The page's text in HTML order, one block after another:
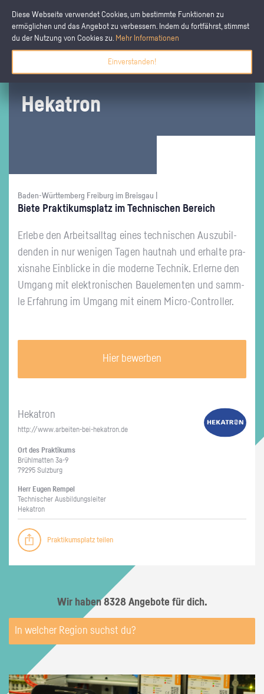
Diese Webseite verwendet Cookies, um bestimmte Funktionen zu
ermöglichen und das Angebot zu verbessern. Indem du fortfährst, stimmst
du der Nutzung von Cookies zu. Mehr Informationen
Einverstanden!
Hekat­ron
Baden-Württemberg Freiburg im Breisgau |
Biete Prak­ti­kums­platz im Tech­ni­schen Be­reich
Er­le­be den Ar­beits­all­tag eines tech­ni­schen Aus­zu­bil­
den­den in nur we­ni­gen Tagen haut­nah und er­hal­te pra­
xis­na­he Ein­bli­cke in die mo­der­ne Tech­nik. Er­ler­ne den
Um­gang mit elek­tro­ni­schen Bau­ele­men­ten und samm­
le Er­fah­rung im Um­gang mit einem Mi­cro-Con­trol­ler.
Hier bewerben
Hekat­ron
http://​www.​arbeiten-​bei-​hekatron.​de
Ort des Prak­ti­kums
Brühl­mat­ten 3a-9
79295 Sulz­burg
Herr Eugen Rem­pel
Tech­ni­scher Aus­bil­dungs­lei­ter
Hekat­ron
Praktikumsplatz teilen
Wir haben 8328 Angebote für dich.